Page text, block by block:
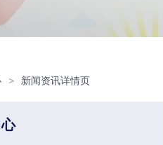
> 新闻资讯详情页